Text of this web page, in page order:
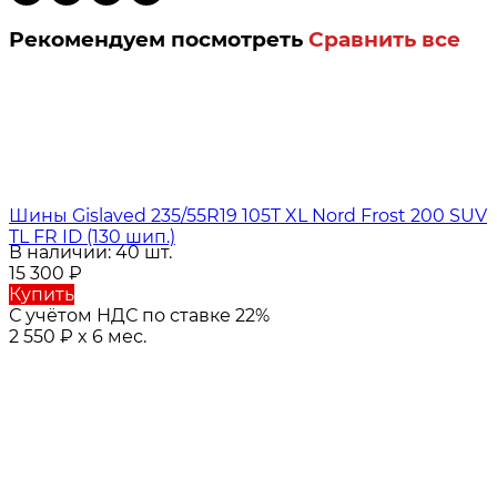
Рекомендуем посмотреть Сравнить все
Шины Gislaved 235/55R19 105T XL Nord Frost 200 SUV
TL FR ID (130 шип.)
В наличии: 40 шт.
15 300 ₽
Купить
С учётом НДС по ставке 22%
2 550 ₽ x 6 мес.